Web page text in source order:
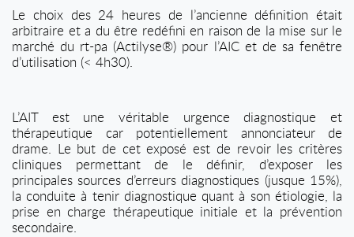
Le choix des 24 heures de l’ancienne définition était
arbitraire et a du être redéfini en raison de la mise sur le
marché du rt-pa (Actilyse®) pour l’AIC et de sa fenêtre
d’utilisation (< 4h30).
L’AIT est une véritable urgence diagnostique et
thérapeutique car potentiellement annonciateur de
drame. Le but de cet exposé est de revoir les critères
cliniques permettant de le définir, d’exposer les
principales sources d’erreurs diagnostiques (jusque 15%),
la conduite à tenir diagnostique quant à son étiologie, la
prise en charge thérapeutique initiale et la prévention
secondaire.